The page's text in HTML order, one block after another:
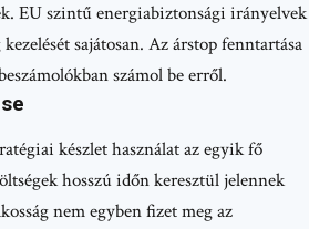
EU szintű energiabiztonsági irányelvek
sajátosan. Az árstop fenntartása
számol be erről.
készlet használat az egyik fő
hosszú időn keresztül jelennek
nem egyben fizet meg az